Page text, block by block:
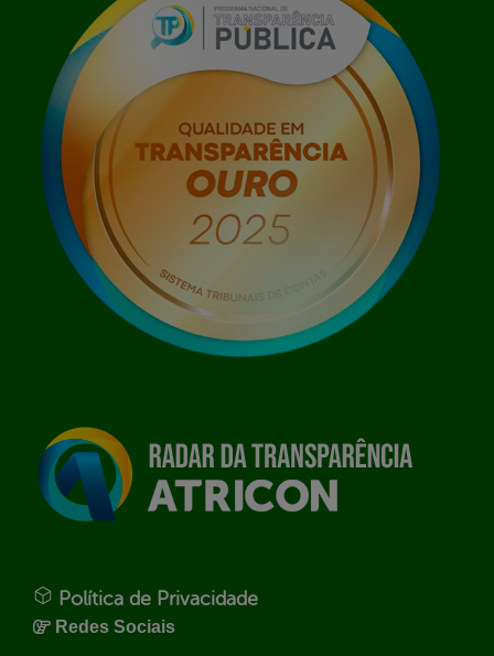
Política de Privacidade
Redes Sociais